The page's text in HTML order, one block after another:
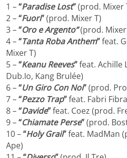
1 –“Paradise Lost”(prod. Mixer
2 –“Fuori”(prod. Mixer T)
3 –“Oro e Argento”(prod. Mixer
4 –“Tanta Roba Anthem”feat.
Mixer T)
5 –“Keanu Reeves”feat. Achille
Dub.Io, Kang Brulée)
6 –“Un Giro Con Noi”(prod.
7 –“Pezzo Trap”feat. Fabri
8 –“Davide”feat. Coez (prod.
9 –“Chiamate Perse”(prod.
10 –“Holy Grail”feat. MadMan
Ape)